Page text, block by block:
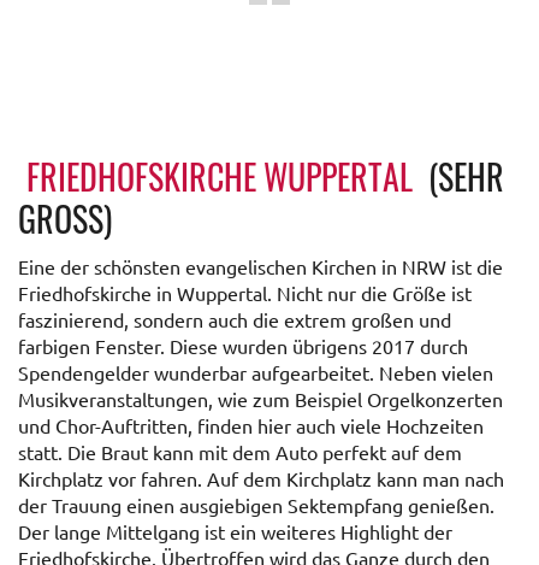
FRIEDHOFSKIRCHE WUPPERTAL (SEHR
GROSS)
Eine der schönsten evangelischen Kirchen in NRW ist die
Friedhofskirche in Wuppertal. Nicht nur die Größe ist
faszinierend, sondern auch die extrem großen und
farbigen Fenster. Diese wurden übrigens 2017 durch
Spendengelder wunderbar aufgearbeitet. Neben vielen
Musikveranstaltungen, wie zum Beispiel Orgelkonzerten
und Chor-Auftritten, finden hier auch viele Hochzeiten
statt. Die Braut kann mit dem Auto perfekt auf dem
Kirchplatz vor fahren. Auf dem Kirchplatz kann man nach
der Trauung einen ausgiebigen Sektempfang genießen.
Der lange Mittelgang ist ein weiteres Highlight der
Friedhofskirche. Übertroffen wird das Ganze durch den